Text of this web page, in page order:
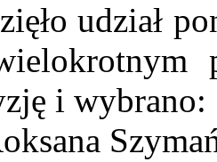
udział
i wybrano: